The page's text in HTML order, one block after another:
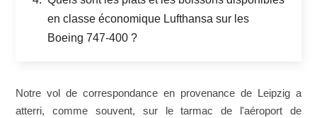
en classe économique Lufthansa sur les
Boeing 747-400 ?
Notre vol de correspondance en provenance de Leipzig a
atterri, comme souvent, sur le tarmac de l'aéroport de